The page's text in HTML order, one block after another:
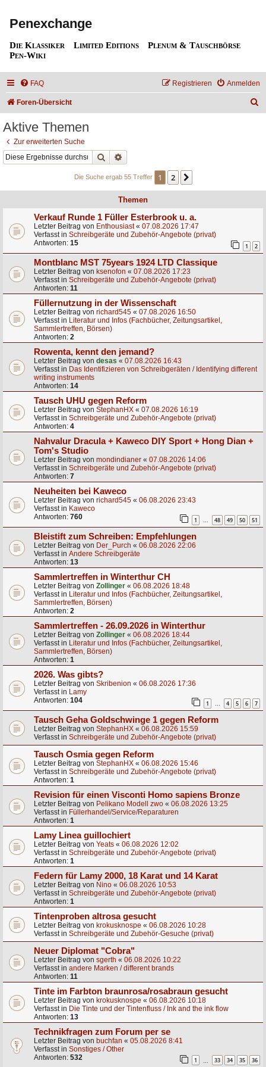
Penexchange
Die Klassiker Limited Editions
Plenum & Tauschbörse
Pen-Wiki
FAQ Anmelden
Registrieren
Foren-Übersicht
Aktive Themen
Zur erweiterten Suche
Suche
Die Suche ergab 55 Treffer 1 2
Themen
Verkauf Runde 1 Füller Esterbrook u. a.
Letzter Beitrag von Enthousiast« 07.08.2026 17:47
Verfasst in Schreibgeräte und Zubehör-Angebote (privat)
Antworten: 15 1 2
Montblanc MST 75years 1924 LTD Classique
Letzter Beitrag von ksenofon « 07.08.2026 17:23
Verfasst in Schreibgeräte und Zubehör-Angebote (privat)
Antworten: 11
Füllernutzung in der Wissenschaft
Letzter Beitrag von richard545 « 07.08.2026 16:50
Verfasst in Literatur und Infos (Fachbücher, Zeitungsartikel,
Sammlertreffen, Börsen)
Antworten: 2
Rowenta, kennt den jemand?
Letzter Beitrag von desas « 07.08.2026 16:43
Verfasst in Das Identifizieren von Schreibgeräten / Identifying different
writing instruments
Antworten: 14
Tausch UHU gegen Reform
Letzter Beitrag von StephanHX « 07.08.2026 16:19
Verfasst in Schreibgeräte und Zubehör-Angebote (privat)
Antworten: 4
Nahvalur Dracula + Kaweco DIY Sport + Hong Dian +
Tom's Studio
Letzter Beitrag von mondindianer « 07.08.2026 14:06
Verfasst in Schreibgeräte und Zubehör-Angebote (privat)
Antworten: 7
Neuheiten bei Kaweco
Letzter Beitrag von richard545 « 06.08.2026 23:43
Verfasst in Kaweco
Antworten: 760 1 … 48 49 50 51
Bleistift zum Schreiben: Empfehlungen
Letzter Beitrag von Der_Purch « 06.08.2026 22:06
Verfasst in Andere Schreibgeräte
Antworten: 13
Sammlertreffen in Winterthur CH
Letzter Beitrag von Zollinger « 06.08.2026 18:48
Verfasst in Literatur und Infos (Fachbücher, Zeitungsartikel,
Sammlertreffen, Börsen)
Antworten: 2
Sammlertreffen - 26.09.2026 in Winterthur
Letzter Beitrag von Zollinger « 06.08.2026 18:44
Verfasst in Literatur und Infos (Fachbücher, Zeitungsartikel,
Sammlertreffen, Börsen)
Antworten: 1
2026. Was gibts?
Letzter Beitrag von Skribenion « 06.08.2026 17:36
Verfasst in Lamy
Antworten: 104 1 4 5 6 7
Tausch Geha Goldschwinge 1 gegen Reform
Letzter Beitrag von StephanHX « 06.08.2026 15:59
Verfasst in Schreibgeräte und Zubehör-Angebote (privat)
Tausch Osmia gegen Reform
Letzter Beitrag von StephanHX « 06.08.2026 15:46
Verfasst in Schreibgeräte und Zubehör-Angebote (privat)
Antworten: 1
Revision für einen Visconti Homo sapiens Bronze
Letzter Beitrag von Pelikano Modell zwo « 06.08.2026 13:25
Verfasst in Füllerhandel/Service/Reparaturen
Antworten: 1
Lamy Linea guillochiert
Letzter Beitrag von Yeats « 06.08.2026 12:02
Verfasst in Schreibgeräte und Zubehör-Angebote (privat)
Antworten: 1
Federn für Lamy 2000, 18 Karat und 14 Karat
Letzter Beitrag von Nino « 06.08.2026 10:53
Verfasst in Schreibgeräte und Zubehör-Angebote (privat)
Antworten: 1
Tintenproben altrosa gesucht
Letzter Beitrag von krokusknospe « 06.08.2026 10:28
Verfasst in Schreibgeräte und Zubehör-Gesuche (privat)
Neuer Diplomat "Cobra"
Letzter Beitrag von sgerth « 06.08.2026 10:22
Verfasst in andere Marken / different brands
Antworten: 11
Tinte im Farbton braunrosa/rosabraun gesucht
Letzter Beitrag von krokusknospe « 06.08.2026 10:18
Verfasst in Die Tinte und der Tintenfluss / Ink and the ink flow
Antworten: 13
Technikfragen zum Forum per se
Letzter Beitrag von buchfan « 05.08.2026 8:41
Verfasst in Sonstiges / Other
Antworten: 532 1 33 34 35 36